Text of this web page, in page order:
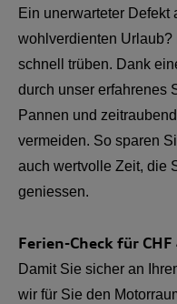
Geschäftskunden
Ein unerwarteter Defekt
wohlverdienten
schnell trüben. Dank
durch unser erfahrenes
Pannen und
vermeiden. So sparen
auch wertvolle Zeit, die
geniessen.
Ferien-Check für CHF
Damit Sie sicher an
wir für Sie den